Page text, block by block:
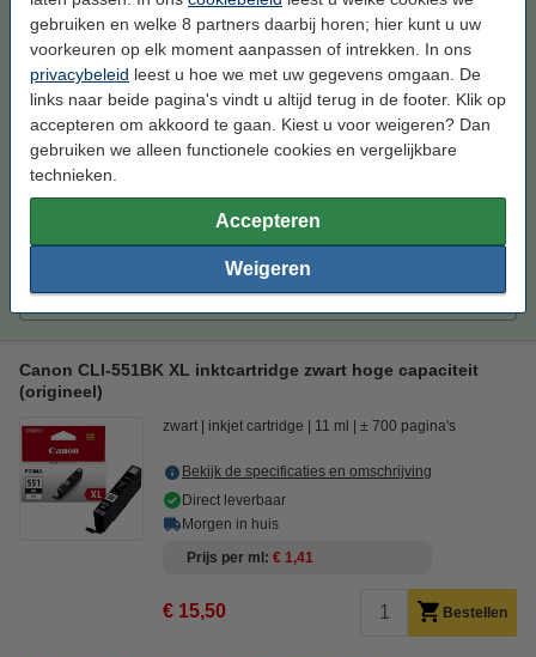
gebruiken en welke 8 partners daarbij horen; hier kunt u uw
voorkeuren op elk moment aanpassen of intrekken. In ons
privacybeleid leest u hoe we met uw gegevens omgaan. De
links naar beide pagina's vindt u altijd terug in de footer. Klik op
accepteren om akkoord te gaan. Kiest u voor weigeren? Dan
gebruiken we alleen functionele cookies en vergelijkbare
technieken.
Accepteren
Weigeren
Bekijk de specificaties en omschrijving
Bespaar56,9%op uw inkt (zonder
kwaliteitsverlies)!
Direct leverbaar
Morgen in huis
Prijs per ml € 0,31
€ 7,50 Bestellen
Wij adviseren u om deze cartridge i.p.v. de originele cartridge te
nemen.
Canon CLI-551BK XL inktcartridge zwart hoge capaciteit
(origineel)
zwart inkjet cartridge 11 ml ± 700 pagina's
Bekijk de specificaties en omschrijving
Direct leverbaar
Morgen in huis
Prijs per ml
€ 1,41
€ 15,50 Bestellen